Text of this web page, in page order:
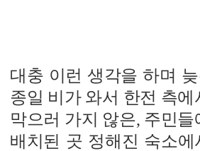
대충 이런 생각을 하며
종일 비가 와서 한전 측
막으러 가지 않은, 주민
배치된 곳 정해진 숙소